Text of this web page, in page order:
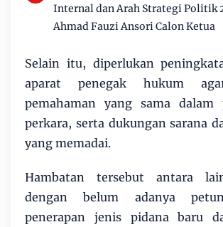
Internal dan Arah Strategi Politik
Ahmad Fauzi Ansori Calon Ketua
Selain itu, diperlukan
aparat penegak hukum
pemahaman yang sama dalam
perkara, serta dukungan sarana
yang memadai.
Hambatan tersebut antara
dengan belum adanya
penerapan jenis pidana baru